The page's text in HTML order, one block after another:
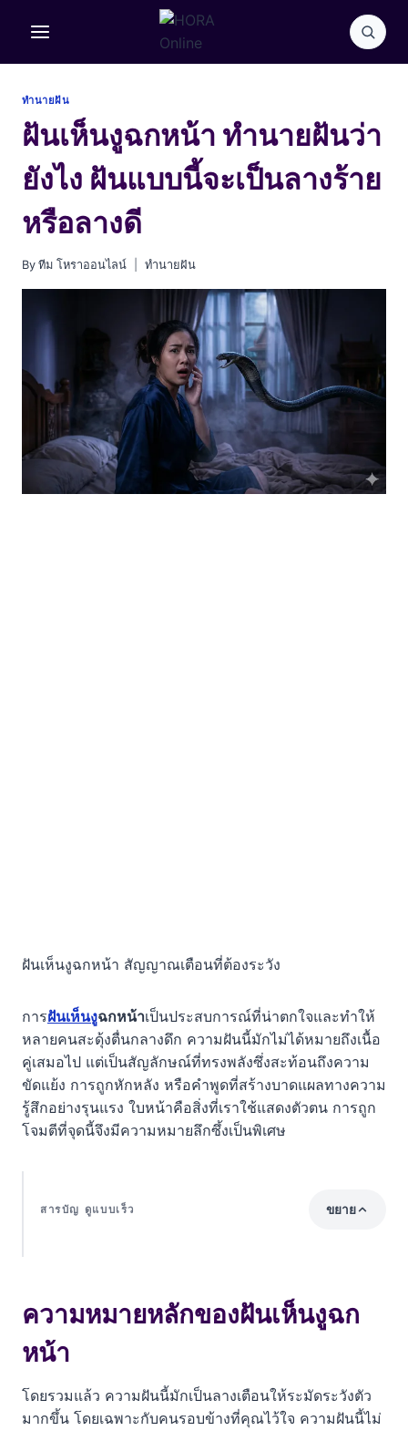
ทำนายฝัน
ฝันเห็นงูฉกหน้า ทำนายฝันว่า
ยังไง ฝันแบบนี้จะเป็นลางร้าย
หรือลางดี
By ทีม โหราออนไลน์ ทำนายฝัน
ฝันเห็นงูฉกหน้า สัญญาณเตือนที่ต้องระวัง
การฝันเห็นงูฉกหน้าเป็นประสบการณ์ที่น่าตกใจและทำให้
หลายคนสะดุ้งตื่นกลางดึก ความฝันนี้มักไม่ได้หมายถึงเนื้อ
คู่เสมอไป แต่เป็นสัญลักษณ์ที่ทรงพลังซึ่งสะท้อนถึงความ
ขัดแย้ง การถูกหักหลัง หรือคำพูดที่สร้างบาดแผลทางความ
รู้สึกอย่างรุนแรง ใบหน้าคือสิ่งที่เราใช้แสดงตัวตน การถูก
โจมตีที่จุดนี้จึงมีความหมายลึกซึ้งเป็นพิเศษ
สารบัญ ดูแบบเร็ว ขยาย
ในเชิงจิตวิทยา ฝันนี้สะท้อนอะไรในใจคุณ?
รายละเอียดในฝันบอกอะไรได้บ้าง?
เมื่อตื่นจากฝันร้ายนี้ ควรทำอย่างไร?
เลขนำโชคที่เกี่ยวข้อง
ความหมายหลักของฝันเห็นงูฉก
หน้า
โดยรวมแล้ว ความฝันนี้มักเป็นลางเตือนให้ระมัดระวังตัว
มากขึ้น โดยเฉพาะกับคนรอบข้างที่คุณไว้ใจ ความฝันนี้ไม่